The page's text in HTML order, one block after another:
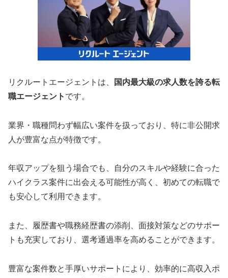
リクルートエージェントは、
国内最大級の求人数を誇る転
職エージェント です。
業界・職種問わず幅広い案件を扱っており、特に非公開求
人が豊富な点が特徴です。
年収アップを狙う場合でも、自分のスキルや経験に合った
ハイクラス案件に出会える可能性が高く、初めての転職で
も安心して利用できます。
また、履歴書や職務経歴書の添削、面接対策などのサポー
トも充実しており、選考通過率を高めることができます。
豊富な案件数と手厚いサポートにより、効率的に高収入ポ